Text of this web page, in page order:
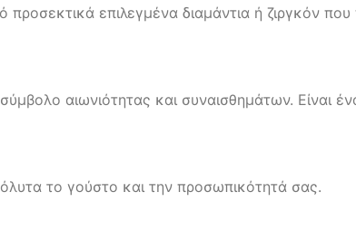
επιλεγμένα διαμάντια ή ζιργκόν
αιωνιότητας και συναισθημάτων. Είναι
το γούστο και την προσωπικότητά σας.